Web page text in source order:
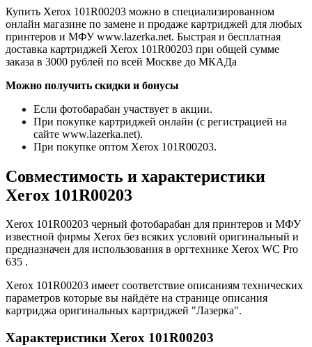
Купить Xerox 101R00203 можно в специализированном
онлайн магазине по замене и продаже картриджей для любых
принтеров и МФУ www.lazerka.net. Быстрая и бесплатная
доставка картриджей Xerox 101R00203 при общей сумме
заказа в 3000 рублей по всей Москве до МКАДа
Можно получить скидки и бонусы
Если фотобарабан участвует в акции.
При покупке картриджей онлайн (с регистрацией на
сайте www.lazerka.net).
При покупке оптом Xerox 101R00203.
Совместимость и характеристики
Xerox 101R00203
Xerox 101R00203 черный фотобарабан для принтеров и МФУ
известной фирмы Xerox без всяких условий оригинальный и
предназначен для использования в оргтехнике Xerox WC Pro
635 .
Xerox 101R00203 имеет соответствие описаниям технических
параметров которые вы найдёте на странице описания
картриджа оригинальных картриджей "Лазерка".
Характеристики Xerox 101R00203